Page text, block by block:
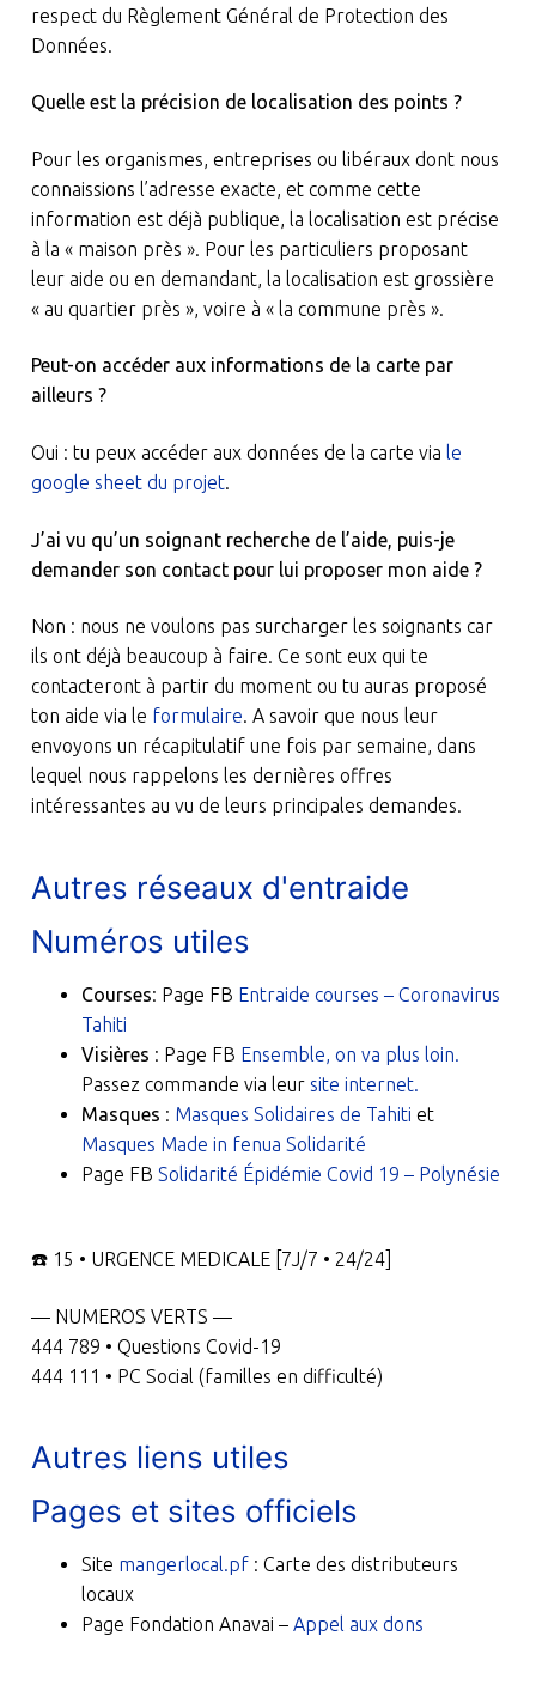
respect du Règlement Général de Protection des
Données.
Quelle est la précision de localisation des points ?
Pour les organismes, entreprises ou libéraux dont nous
connaissions l’adresse exacte, et comme cette
information est déjà publique, la localisation est précise
à la « maison près ». Pour les particuliers proposant
leur aide ou en demandant, la localisation est grossière
« au quartier près », voire à « la commune près ».
Peut-on accéder aux informations de la carte par
ailleurs ?
Oui : tu peux accéder aux données de la carte via le
google sheet du projet.
J’ai vu qu’un soignant recherche de l’aide, puis-je
demander son contact pour lui proposer mon aide ?
Non : nous ne voulons pas surcharger les soignants car
ils ont déjà beaucoup à faire. Ce sont eux qui te
contacteront à partir du moment ou tu auras proposé
ton aide via le formulaire. A savoir que nous leur
envoyons un récapitulatif une fois par semaine, dans
lequel nous rappelons les dernières offres
intéressantes au vu de leurs principales demandes.
Autres réseaux d'entraide
Numéros utiles
Courses: Page FB Entraide courses – Coronavirus
Tahiti
Visières : Page FB Ensemble, on va plus loin.
Passez commande via leur site internet.
Masques : Masques Solidaires de Tahiti et
Masques Made in fenua Solidarité
Page FB Solidarité Épidémie Covid 19 – Polynésie
☎️ 15 • URGENCE MEDICALE [7J/7 • 24/24]
— NUMEROS VERTS —
444 789 • Questions Covid-19
444 111 • PC Social (familles en difficulté)
Autres liens utiles
Pages et sites officiels
Site mangerlocal.pf: Carte des distributeurs
locaux
Page Fondation Anavai – Appel aux dons